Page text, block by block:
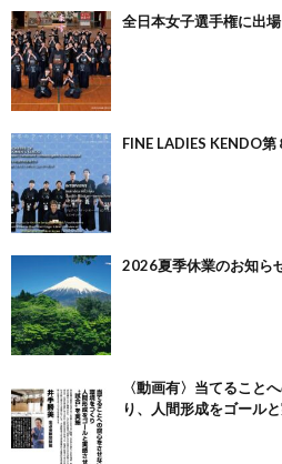
全日本女子選手権に出場
FINE LADIES KENDO第
2026夏季休業のお知ら
〈動画有〉当てること
り、人間形成をゴール